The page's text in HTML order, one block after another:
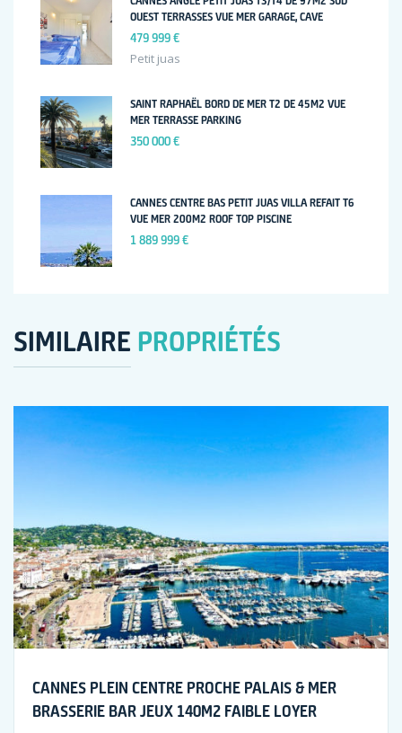
OUEST TERRASSES VUE MER GARAGE, CAVE
479 999 €
Petit juas
SAINT RAPHAËL BORD DE MER T2 DE 45M2 VUE
MER TERRASSE PARKING
350 000 €
CANNES CENTRE BAS PETIT JUAS VILLA REFAIT T6
VUE MER 200M2 ROOF TOP PISCINE
1 889 999 €
SIMILAIRE PROPRIÉTÉS
CANNES PLEIN CENTRE PROCHE PALAIS & MER
BRASSERIE BAR JEUX 140M2 FAIBLE LOYER